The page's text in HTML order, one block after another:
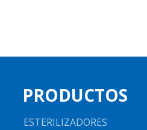
PRODUCTOS
ESTERILIZADORES